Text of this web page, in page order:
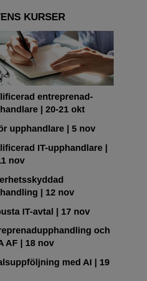
KURSER
entreprenad­
| 20-21 okt
upphandlare | 5 nov
IT-upphandlare |
nov
| 12 nov
IT-avtal | 17 nov
och
AF | 18 nov
med AI | 19